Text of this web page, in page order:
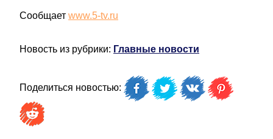
Сообщает www.5-tv.ru
Новость из рубрики: Главные новости
Поделиться новостью: